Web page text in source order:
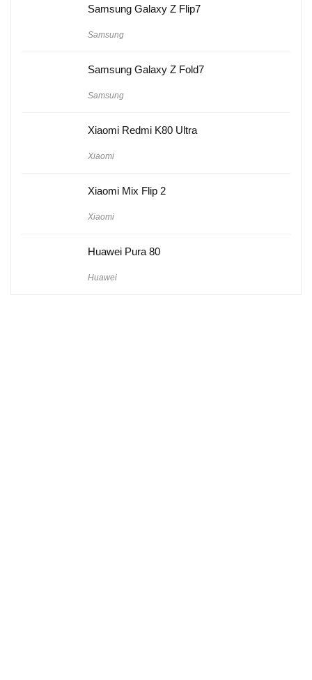
Samsung Galaxy Z Flip7
Samsung
Samsung Galaxy Z Fold7
Samsung
Xiaomi Redmi K80 Ultra
Xiaomi
Xiaomi Mix Flip 2
Xiaomi
Huawei Pura 80
Huawei